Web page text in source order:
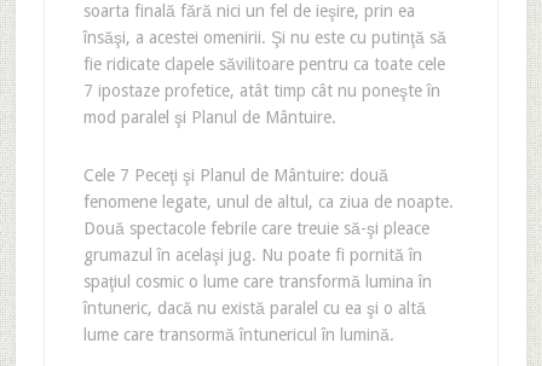
soarta finală fără nici un fel de ieşire, prin ea
însăşi, a acestei omenirii. Şi nu este cu putinţă să
fie ridicate clapele săvilitoare pentru ca toate cele
7 ipostaze profetice, atât timp cât nu poneşte în
mod paralel şi Planul de Mântuire.
Cele 7 Peceţi şi Planul de Mântuire: două
fenomene legate, unul de altul, ca ziua de noapte.
Două spectacole febrile care treuie să-şi pleace
grumazul în acelaşi jug. Nu poate fi pornită în
spaţiul cosmic o lume care transformă lumina în
întuneric, dacă nu există paralel cu ea şi o altă
lume care transormă întunericul în lumină.